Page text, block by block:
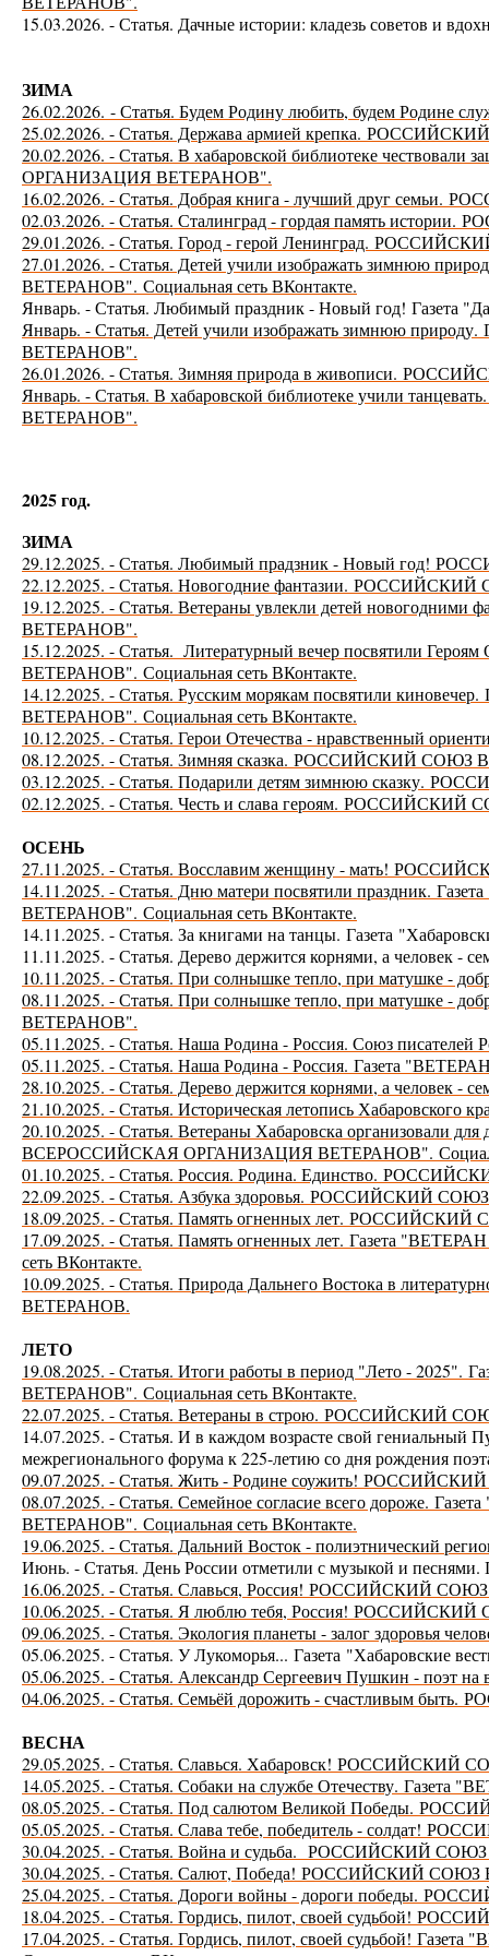
15.03.2026. - Статья. Дачные истории: кладезь советов и
ЗИМА
26.02.2026. - Статья. Будем Родину любить, будем Родине
25.02.2026. - Статья. Держава армией крепка.
20.02.2026. - Статья. В хабаровской библиотеке чествовали
ОРГАНИЗАЦИЯ ВЕТЕРАНОВ".
16.02.2026. - Статья. Добрая книга - лучший друг семьи.
02.03.2026. - Статья. Сталинград - гордая память истории.
29.01.2026. - Статья. Город - герой Ленинград.
27.01.2026. - Статья. Детей учили изображать зимнюю
ВЕТЕРАНОВ". Социальная сеть ВКонтакте.
Январь. - Статья. Любимый праздник - Новый год! Газета
Январь. - Статья. Детей учили изображать зимнюю природу.
ВЕТЕРАНОВ".
26.01.2026. - Статья. Зимняя природа в живописи.
Январь. - Статья. В хабаровской библиотеке учили
ВЕТЕРАНОВ".
2025 год.
ЗИМА
29.12.2025. - Статья. Любимый прадзник - Новый год!
22.12.2025. - Статья. Новогодние фантазии. РОССИЙСКИЙ
19.12.2025. - Статья. Ветераны увлекли детей новогодними
ВЕТЕРАНОВ".
15.12.2025. - Статья. Литературный вечер посвятили Героям
ВЕТЕРАНОВ". Социальная сеть ВКонтакте.
14.12.2025. - Статья. Русским морякам посвятили киновечер.
ВЕТЕРАНОВ". Социальная сеть ВКонтакте.
10.12.2025. - Статья. Герои Отечества - нравственный
08.12.2025. - Статья. Зимняя сказка. РОССИЙСКИЙ СОЮЗ
03.12.2025. - Статья. Подарили детям зимнюю сказку.
02.12.2025. - Статья. Честь и слава героям.
ОСЕНЬ
27.11.2025. -Статья. Восславим женщину - мать!
14.11.2025. - Статья. Дню матери посвятили праздник.
ВЕТЕРАНОВ". Социальная сеть ВКонтакте.
14.11.2025. - Статья. За книгами на танцы. Газета
11.11.2025. - Статья. Дерево держится корнями, а человек -
10.11.2025. - Статья. При солнышке тепло, при матушке -
08.11.2025. - Статья. При солнышке тепло, при матушке -
ВЕТЕРАНОВ".
05.11.2025. - Статья. Наша Родина - Россия. Союз писателей
05.11.2025. - Статья. Наша Родина - Россия. Газета
28.10.2025. - Статья. Дерево держится корнями, а человек -
21.10.2025. - Статья. Историческая летопись Хабаровского
20.10.2025. - Статья. Ветераны Хабаровска организовали для
ВСЕРОССИЙСКАЯ ОРГАНИЗАЦИЯ ВЕТЕРАНОВ".
01.10.2025. - Статья. Россия. Родина. Единство.
22.09.2025. - Статья. Азбука здоровья. РОССИЙСКИЙ СОЮЗ
18.09.2025. - Статья. Память огненных лет. РОССИЙСКИЙ
17.09.2025. - Статья. Память огненных лет. Газета
сеть ВКонтакте.
10.09.2025. - Статья. Природа Дальнего Востока в
ВЕТЕРАНОВ.
ЛЕТО
19.08.2025. - Статья. Итоги работы в период "Лето - 2025".
ВЕТЕРАНОВ". Социальная сеть ВКонтакте.
22.07.2025. - Статья. Ветераны в строю. РОССИЙСКИЙ
14.07.2025. - Статья. И в каждом возрасте свой
межрегионального форума к 225-летию со дня рождения
09.07.2025. - Статья. Жить - Родине соужить! РОССИЙСКИЙ
08.07.2025. - Статья. Семейное согласие всего дороже.
ВЕТЕРАНОВ". Социальная сеть ВКонтакте.
19.06.2025. - Статья. Дальний Восток - полиэтнический
Июнь. - Статья. День России отметили с музыкой и
16.06.2025. - Статья. Славься, Россия! РОССИЙСКИЙ СОЮЗ
10.06.2025. - Статья. Я люблю тебя, Россия! РОССИЙСКИЙ
09.06.2025. - Статья. Экология планеты - залог здоровья
05.06.2025. - Статья. У Лукоморья... Газета "Хабаровские
05.06.2025. - Статья. Александр Сергеевич Пушкин - поэт на
04.06.2025. - Статья. Семьёй дорожить - счастливым быть.
ВЕСНА
29.05.2025. - Статья. Славься. Хабаровск! РОССИЙСКИЙ
14.05.2025. - Статья. Собаки на службе Отечеству. Газета
08.05.2025. - Статья. Под салютом Великой Победы.
05.05.2025. - Статья. Слава тебе, победитель - солдат!
30.04.2025. - Статья. Война и судьба. РОССИЙСКИЙ СОЮЗ
30.04.2025. - Статья. Салют, Победа! РОССИЙСКИЙ СОЮЗ
25.04.2025. - Статья. Дороги войны - дороги победы.
18.04.2025. - Статья. Гордись, пилот, своей судьбой!
17.04.2025. - Статья. Гордись, пилот, своей судьбой! Газета